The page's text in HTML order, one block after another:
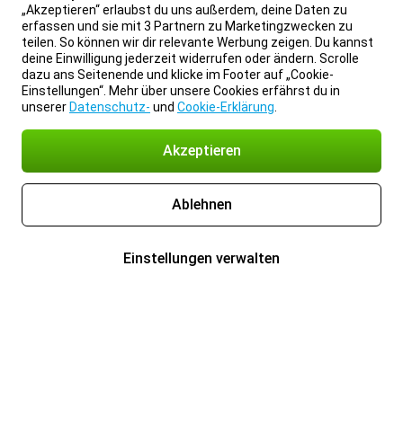
„Akzeptieren“ erlaubst du uns außerdem, deine Daten zu
erfassen und sie mit 3 Partnern zu Marketingzwecken zu
teilen. So können wir dir relevante Werbung zeigen. Du kannst
deine Einwilligung jederzeit widerrufen oder ändern. Scrolle
dazu ans Seitenende und klicke im Footer auf „Cookie-
Einstellungen“. Mehr über unsere Cookies erfährst du in
unserer Datenschutz- und Cookie-Erklärung
Akzeptieren
Ablehnen
Einstellungen verwalten